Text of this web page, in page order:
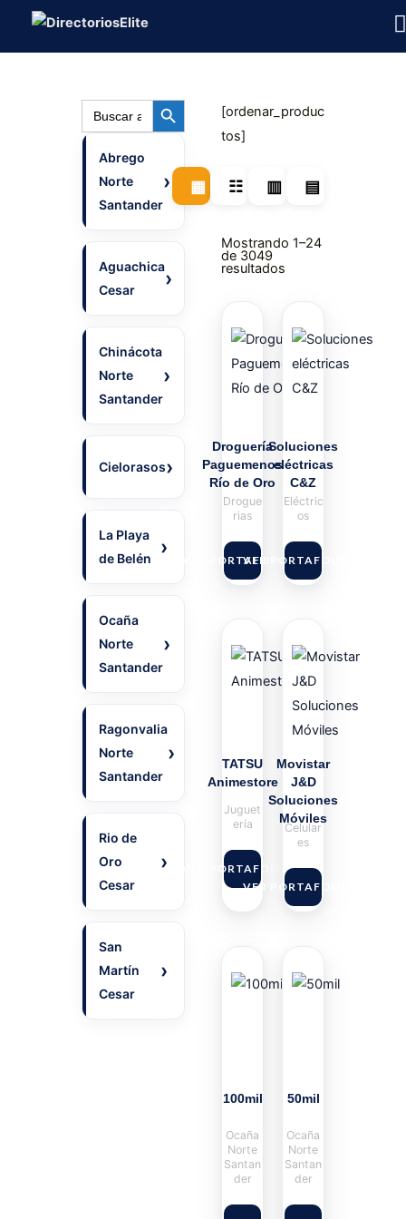
Buscar: BOTÓN DE BÚSQUEDA
Abrego
Norte
Santander
Aguachica
Cesar
Chinácota
Norte
Santander
Cielorasos
La Playa
de Belén
Ocaña
Norte
Santander
Ragonvalia
Norte
Santander
Rio de
Oro
Cesar
San
Martín
Cesar
[ordenar_produc
tos]
▦ ☷ ▥ ▤
Mostrando 1–24
de 3049
resultados
Droguería
Paguemenos
Río de Oro
Drogue
rias
VER PORTAFOLIO
Soluciones
eléctricas
C&Z
Eléctric
os
VER PORTAFOLIO
TATSU
Animestore
Juguet
ería
VER PORTAFOLIO
Movistar
J&D
Soluciones
Móviles
Celular
es
VER PORTAFOLIO
100mil
Ocaña
Norte
Santan
der
50mil
Ocaña
Norte
Santan
der